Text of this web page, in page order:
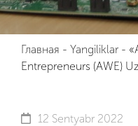
Главная - Yangiliklar -
Entrepreneurs (AWE)
12 Sentyabr 2022